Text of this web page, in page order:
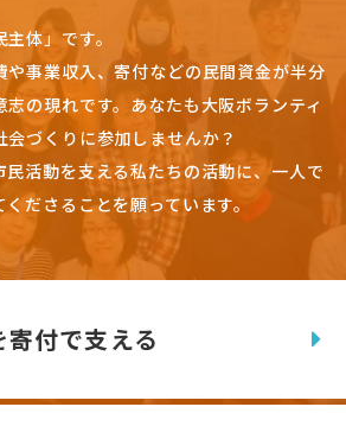
体」です。
や事業収入、寄付などの民間資金が半分
の現れです。 あなたも大阪ボランティ
づくりに参加しませんか？
活動を支える私たちの活動に、一人で
ださることを願っています。
付で支える